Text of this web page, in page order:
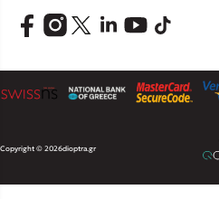
Copyright © 2026dioptra.gr